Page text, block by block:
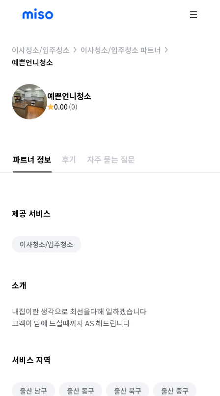
이사청소/입주청소
이사청소/입주청소 파트너
예쁜언니청소
예쁜언니청소
0.00 (0)
파트너 정보 후기 자주 묻는 질문
제공 서비스
이사청소/입주청소
소개
내집이란 생각으로 최선을다해 일하겠습니다
고객이 맘에 드실때까지 AS 해드립니다
서비스 지역
울산 남구 울산 동구 울산 북구 울산 중구